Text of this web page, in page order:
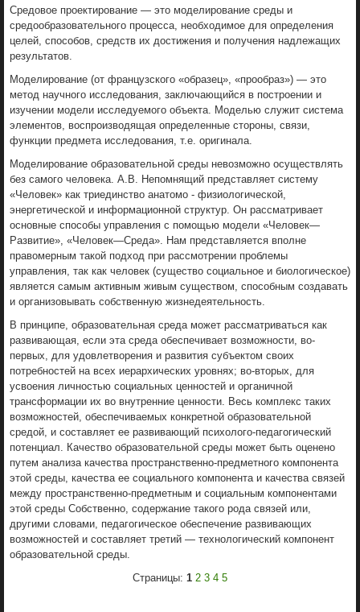
Средовое проектирование — это моделирование среды и
средообразовательного процесса, необходимое для определения
целей, способов, средств их достижения и получения надлежащих
результатов.
Моделирование (от французского «образец», «прообраз») — это
метод научного исследования, заключающийся в построении и
изучении модели исследуемого объекта. Моделью служит система
элементов, воспроизводящая определенные стороны, связи,
функции предмета исследования, т.е. оригинала.
Моделирование образовательной среды невозможно осуществлять
без самого человека. А.В. Непомнящий представляет систему
«Человек» как триединство анатомо - физиологической,
энергетической и информационной структур. Он рассматривает
основные способы управления с помощью модели «Человек—
Развитие», «Человек—Среда». Нам представляется вполне
правомерным такой подход при рассмотрении проблемы
управления, так как человек (существо социальное и биологическое)
является самым активным живым существом, способным создавать
и организовывать собственную жизнедеятельность.
В принципе, образовательная среда может рассматриваться как
развивающая, если эта среда обеспечивает возможности, во-
первых, для удовлетворения и развития субъектом своих
потребностей на всех иерархических уровнях; во-вторых, для
усвоения личностью социальных ценностей и органичной
трансформации их во внутренние ценности. Весь комплекс таких
возможностей, обеспечиваемых конкретной образовательной
средой, и составляет ее развивающий психолого-педагогический
потенциал. Качество образовательной среды может быть оценено
путем анализа качества пространственно-предметного компонента
этой среды, качества ее социального компонента и качества связей
между пространственно-предметным и социальным компонентами
этой среды Собственно, содержание такого рода связей или,
другими словами, педагогическое обеспечение развивающих
возможностей и составляет третий — технологический компонент
образовательной среды.
Страницы: 1 2 3 4 5